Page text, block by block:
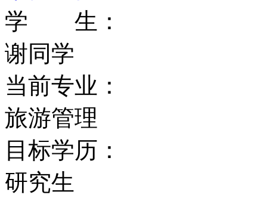
传真：+61 (0)7 3735
Email：
网址：
学 生：
谢同学
当前专业：
旅游管理
目标学历：
研究生